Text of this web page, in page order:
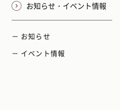
お知らせ・イベント情報
－ お知らせ
－ イベント情報